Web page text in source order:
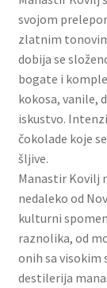
Slatki
Pokloni
Pokloni
Pokloni
Pokloni
My account
svojom
zlatnim
dobija se
bogate i
kokosa, vanile,
iskustvo.
čokolade koje
šljive.
Manastir Kovilj
nedaleko od
kulturni
raznolika, od
onih sa visokim
destilerija